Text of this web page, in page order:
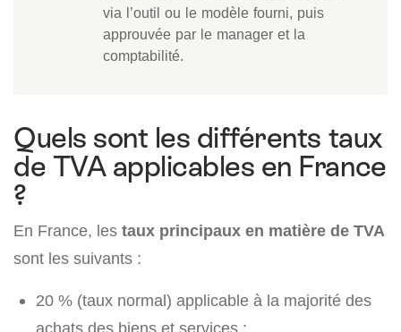
via l’outil ou le modèle fourni, puis
approuvée par le manager et la
comptabilité.
Quels sont les différents taux
de TVA applicables en France
?
En France, les taux principaux en matière de TVA
sont les suivants :
20 % (taux normal) applicable à la majorité des
achats des biens et services ;